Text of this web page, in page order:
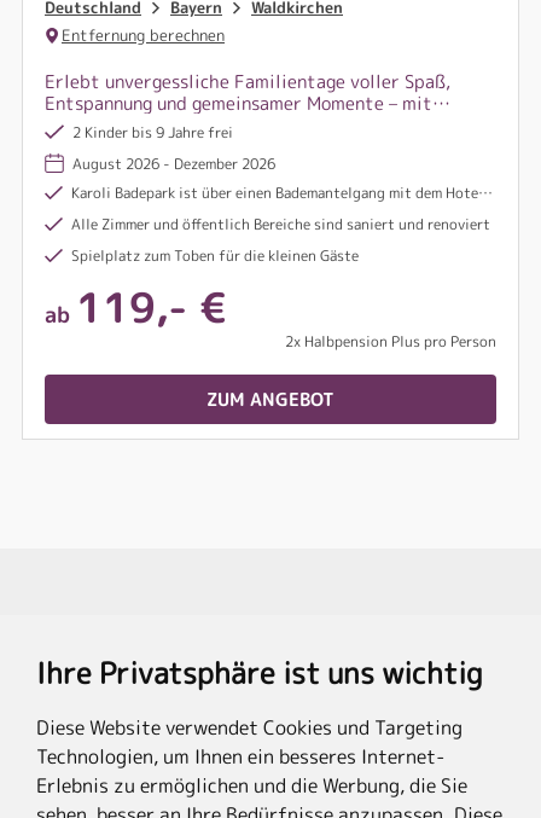
Ihre Privatsphäre ist uns wichtig
Diese Website verwendet Cookies und Targeting
Technologien, um Ihnen ein besseres Internet-
Erlebnis zu ermöglichen und die Werbung, die Sie
Deutschland Bayern
Waldkirchen
Entfernung berechnen
Erlebt unvergessliche Familientage voller Spaß,
Entspannung und gemeinsamer Momente – mit
direktem Zugang zum Badepark und
Wohlfühlkomfort für Groß und Klein!
2 Kinder bis 9 Jahre frei
August 2026 - Dezember 2026
Karoli Badepark ist über einen Bademantelgang mit dem Hotel verbunden
Alle Zimmer und öffentlich Bereiche sind saniert und renoviert
Spielplatz zum Toben für die kleinen Gäste
ab 119,- €
2x Halbpension Plus pro Person
ZUM ANGEBOT
Rechtliches